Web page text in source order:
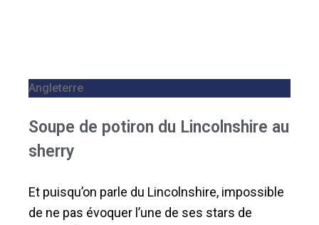
Angleterre
Soupe de potiron du Lincolnshire au
sherry
Et puisqu’on parle du Lincolnshire, impossible
de ne pas évoquer l’une de ses stars de